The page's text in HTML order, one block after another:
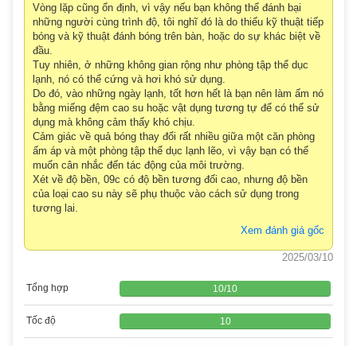
Vòng lặp cũng ổn định, vì vậy nếu bạn không thể đánh bại
những người cùng trình độ, tôi nghĩ đó là do thiếu kỹ thuật tiếp
bóng và kỹ thuật đánh bóng trên bàn, hoặc do sự khác biệt về
đầu.
Tuy nhiên, ở những không gian rộng như phòng tập thể dục
lạnh, nó có thể cứng và hơi khó sử dụng.
Do đó, vào những ngày lạnh, tốt hơn hết là bạn nên làm ấm nó
bằng miếng đệm cao su hoặc vật dụng tương tự để có thể sử
dụng mà không cảm thấy khó chịu.
Cảm giác về quả bóng thay đổi rất nhiều giữa một căn phòng
ấm áp và một phòng tập thể dục lạnh lẽo, vì vậy bạn có thể
muốn cân nhắc đến tác động của môi trường.
Xét về độ bền, 09c có độ bền tương đối cao, nhưng độ bền
của loại cao su này sẽ phụ thuộc vào cách sử dụng trong
tương lai.
Xem đánh giá gốc
2025/03/10
Tổng hợp 10/10
Tốc độ 10